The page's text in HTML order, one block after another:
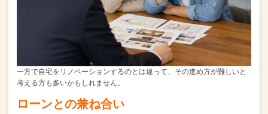
一方で自宅をリノベーションするのとは違って、 その進め方が難しいと
考える方も多いかもしれません。
ローンとの兼ね合い